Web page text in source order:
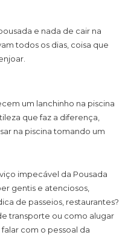
e nada de cair na
todos os dias, coisa que
um lanchinho na piscina
que faz a diferença,
na piscina tomando um
impecável da Pousada
gentis e atenciosos,
de passeios, restaurantes?
transporte ou como alugar
com o pessoal da